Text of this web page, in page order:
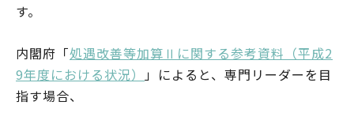
す。
内閣府「処遇改善等加算Ⅱに関する参考資料（平成2
9年度における状況）
」によると、専門リーダーを目
指す場合、